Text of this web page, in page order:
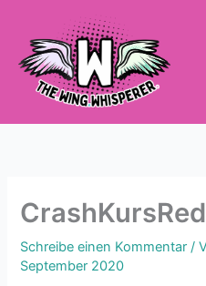
springen
Schreibe einen Kommentar /
September 2020